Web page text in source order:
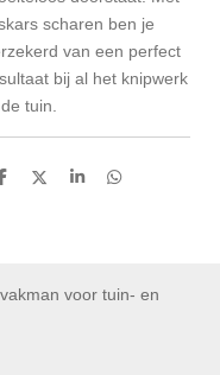
scharen ben je
van een perfect
bij al het knipwerk
tuin.
D
D
S
D
voor tuin- en